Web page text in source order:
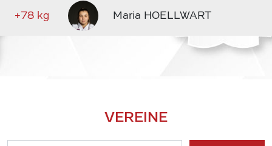
+78 kg Maria HOELLWART
VEREINE